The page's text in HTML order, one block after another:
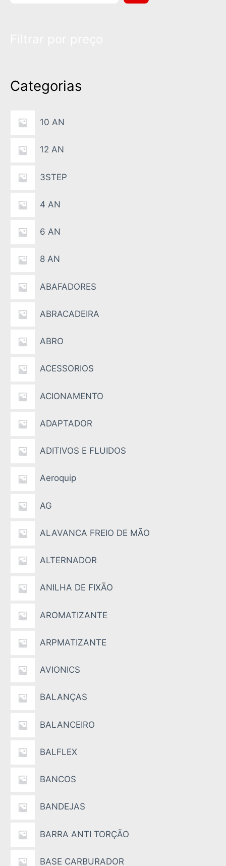
s
Categorias
10 AN
12 AN
3STEP
4 AN
6 AN
8 AN
ABAFADORES
ABRACADEIRA
ABRO
ACESSORIOS
ACIONAMENTO
ADAPTADOR
ADITIVOS E FLUIDOS
Aeroquip
AG
ALAVANCA FREIO DE MÃO
ALTERNADOR
ANILHA DE FIXÃO
AROMATIZANTE
ARPMATIZANTE
AVIONICS
BALANÇAS
BALANCEIRO
BALFLEX
BANCOS
BANDEJAS
BARRA ANTI TORÇÃO
BASE CARBURADOR